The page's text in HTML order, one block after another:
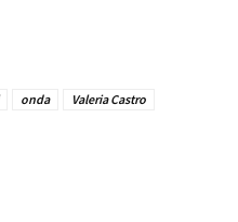
onda Valeria Castro